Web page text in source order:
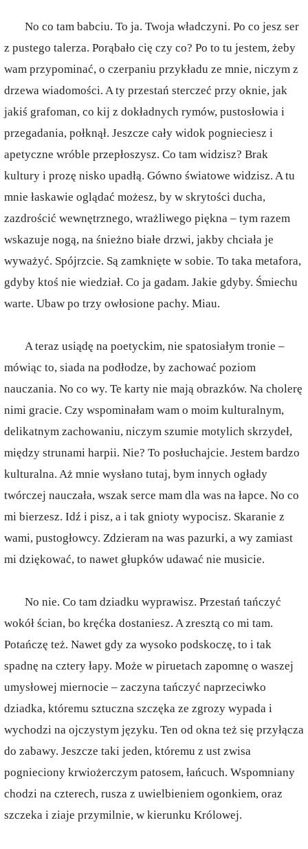
No co tam babciu. To ja. Twoja władczyni. Po co jesz ser
z pustego talerza. Porąbało cię czy co? Po to tu jestem, żeby
wam przypominać, o czerpaniu przykładu ze mnie, niczym z
drzewa wiadomości. A ty przestań sterczeć przy oknie, jak
jakiś grafoman, co kij z dokładnych rymów, pustosłowia i
przegadania, połknął. Jeszcze cały widok pognieciesz i
apetyczne wróble przepłoszysz. Co tam widzisz? Brak
kultury i prozę nisko upadłą. Gówno światowe widzisz. A tu
mnie łaskawie oglądać możesz, by w skrytości ducha,
zazdrościć wewnętrznego, wrażliwego piękna – tym razem
wskazuje nogą, na śnieżno białe drzwi, jakby chciała je
wyważyć. Spójrzcie. Są zamknięte w sobie. To taka metafora,
gdyby ktoś nie wiedział. Co ja gadam. Jakie gdyby. Śmiechu
warte. Ubaw po trzy owłosione pachy. Miau.
A teraz usiądę na poetyckim, nie spatosiałym tronie –
mówiąc to, siada na podłodze, by zachować poziom
nauczania. No co wy. Te karty nie mają obrazków. Na cholerę
nimi gracie. Czy wspominałam wam o moim kulturalnym,
delikatnym zachowaniu, niczym szumie motylich skrzydeł,
między strunami harpii. Nie? To posłuchajcie. Jestem bardzo
kulturalna. Aż mnie wysłano tutaj, bym innych ogłady
twórczej nauczała, wszak serce mam dla was na łapce. No co
mi bierzesz. Idź i pisz, a i tak gnioty wypocisz. Skaranie z
wami, pustogłowcy. Zdzieram na was pazurki, a wy zamiast
mi dziękować, to nawet głupków udawać nie musicie.
No nie. Co tam dziadku wyprawisz. Przestań tańczyć
wokół ścian, bo kręćka dostaniesz. A zresztą co mi tam.
Potańczę też. Nawet gdy za wysoko podskoczę, to i tak
spadnę na cztery łapy. Może w piruetach zapomnę o waszej
umysłowej miernocie – zaczyna tańczyć naprzeciwko
dziadka, któremu sztuczna szczęka ze zgrozy wypada i
wychodzi na ojczystym języku. Ten od okna też się przyłącza
do zabawy. Jeszcze taki jeden, któremu z ust zwisa
pognieciony krwiożerczym patosem, łańcuch. Wspomniany
chodzi na czterech, rusza z uwielbieniem ogonkiem, oraz
szczeka i ziaje przymilnie, w kierunku Królowej.